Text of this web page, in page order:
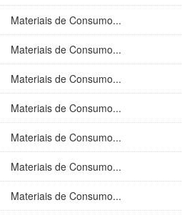
Materiais de Consumo...
Materiais de Consumo...
Materiais de Consumo...
Materiais de Consumo...
Materiais de Consumo...
Materiais de Consumo...
Materiais de Consumo...